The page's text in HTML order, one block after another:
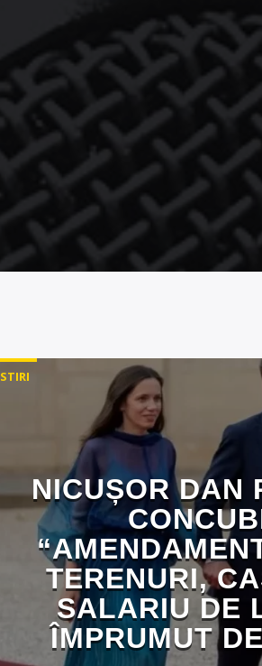
STIRI
NICUȘOR DAN
TERENURI,
SALARIU DE
ÎMPRUMUT